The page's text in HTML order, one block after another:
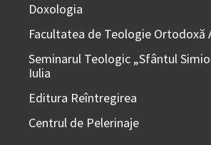
Doxologia
Facultatea de Teologie Ortodoxă
Seminarul Teologic „Sfântul
Iulia
Editura Reîntregirea
Centrul de Pelerinaje